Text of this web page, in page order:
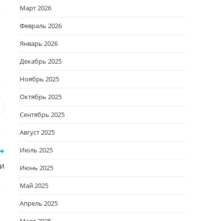
новом
Март 2026
Февраль 2026
Январь 2026
Декабрь 2025
Ноябрь 2025
Октябрь 2025
Сентябрь 2025
Август 2025
Июль 2025
Июнь 2025
Май 2025
Апрель 2025